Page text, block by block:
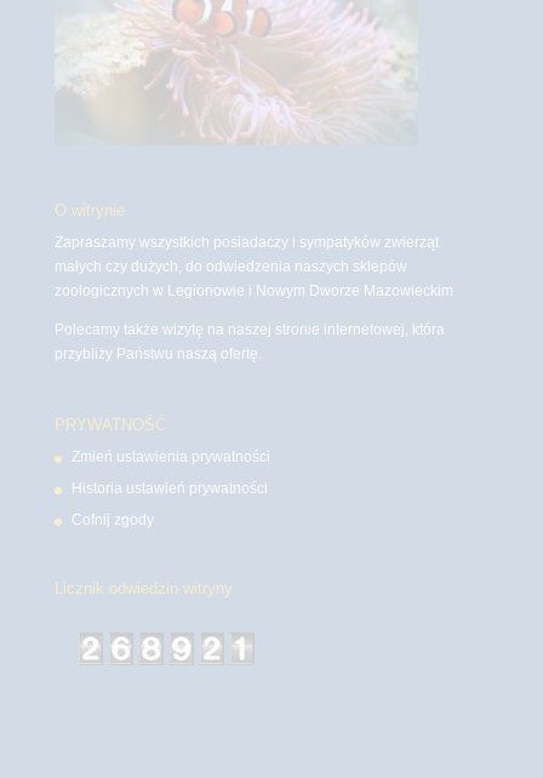
O witrynie
Zapraszamy wszystkich posiadaczy i sympatyków zwierząt
małych czy dużych, do odwiedzenia naszych sklepów
zoologicznych w Legionowie i Nowym Dworze Mazowieckim
Polecamy także wizytę na naszej stronie internetowej, która
przybliży Państwu naszą ofertę.
PRYWATNOŚĆ
Zmień ustawienia prywatności
Historia ustawień prywatności
Cofnij zgody
Licznik odwiedzin witryny